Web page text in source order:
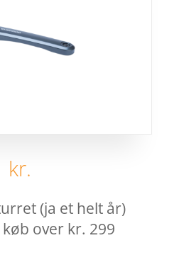
kr.
(ja et helt år)
over kr. 299